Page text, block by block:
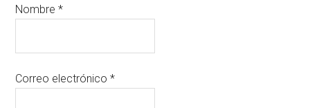
Nombre*
Correo electrónico*